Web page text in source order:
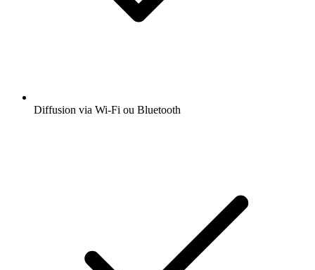
Diffusion via Wi-Fi ou Bluetooth